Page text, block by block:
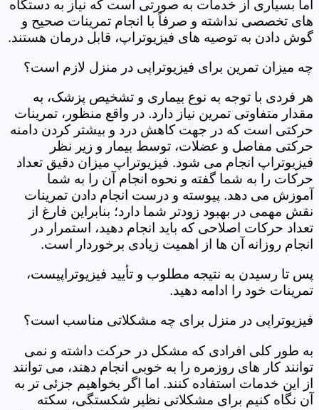
اما بسیاری از خدمات به صورتی است که نیاز به دستگاه
های تخصصی نداشته و صرفاً با انجام تمرینات صحیح و
گوش دادن به توصیه های فیزیوتراپ، قابل درمان هستند.
چه میزان تمرین برای فیزیوتراپی در منزل لازم است؟
هر فردی با توجه به نوع بیماری و تشخیص پزشک، به
مقدار متفاوتی تمرین نیاز دارد. در واقع منظور، تمرینات
حرکتی است که در جهت کاهش درد و بیشتر کردن دامنه
حرکتی مفاصل و عضلات، توسط بیمار و زیر نظر
فیزیوتراپ انجام می شود. فیزیوتراپ میزان دقیق تعداد
حرکات را به شما گفته و نحوه انجام آن را به شما
آموزش می دهد. پیوسته و درست انجام دادن تمرینات
نقش مهمی در بهبود زودتر شما دارد؛ بنابراین فارغ از
تعداد حرکات اصلاحی که باید انجام دهید، استمرار در
انجام روزانه آن ها از اهمیت زیادی برخوردار است.
پس تا رسیدن به نتیجه مطلوب و تأیید فیزیوتراپیست،
تمرینات خود را ادامه دهید.
فیزیوتراپی در منزل برای چه مشکلاتی مناسب است؟
به طور کلی افرادی که مشکل در حرکت داشته و نمی
توانند کار های روزمره را به خوبی انجام دهند، می توانند
از این خدمات استفاده کنند. اما اگر بخواهیم جزئی تر به
آن نگاه کنیم برای مشکلاتی نظیر شکستگی، سکته